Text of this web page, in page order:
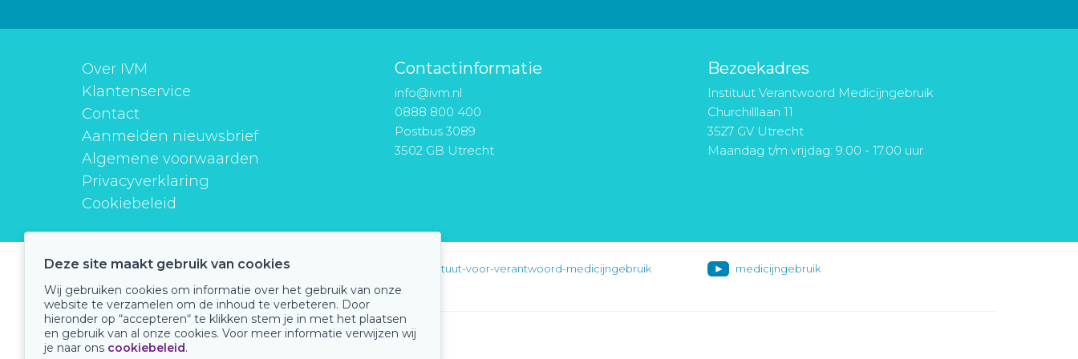
Over IVM
Klantenservice
Contact
Aanmelden nieuwsbrief
Algemene voorwaarden
Privacyverklaring
Cookiebeleid
Contactinformatie
info@ivm.nl
0888 800 400
Postbus 3089
3502 GB Utrecht
Bezoekadres
Instituut Verantwoord Medicijngebruik
Churchilllaan 11
3527 GV Utrecht
Maandag t/m vrijdag: 9.00 - 17.00 uur
instituutverantwoordmedicijngebruik instituut-voor-verantwoord-medicijngebruik medicijngebruik
Onze keurmerken
Deze site maakt gebruik van cookies
Wij gebruiken cookies om informatie over het gebruik van onze
website te verzamelen om de inhoud te verbeteren. Door
hieronder op “accepteren“ te klikken stem je in met het plaatsen
en gebruik van al onze cookies. Voor meer informatie verwijzen wij
je naar ons cookiebeleid.